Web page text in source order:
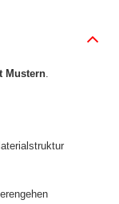
Mustern